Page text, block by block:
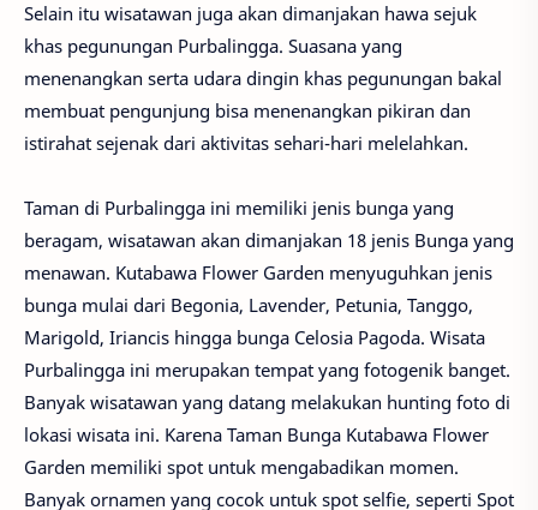
Selain itu wisatawan juga akan dimanjakan hawa sejuk
khas pegunungan Purbalingga. Suasana yang
menenangkan serta udara dingin khas pegunungan bakal
membuat pengunjung bisa menenangkan pikiran dan
istirahat sejenak dari aktivitas sehari-hari melelahkan.
Taman di Purbalingga ini memiliki jenis bunga yang
beragam, wisatawan akan dimanjakan 18 jenis Bunga yang
menawan. Kutabawa Flower Garden menyuguhkan jenis
bunga mulai dari Begonia, Lavender, Petunia, Tanggo,
Marigold, Iriancis hingga bunga Celosia Pagoda. Wisata
Purbalingga ini merupakan tempat yang fotogenik banget.
Banyak wisatawan yang datang melakukan hunting foto di
lokasi wisata ini. Karena Taman Bunga Kutabawa Flower
Garden memiliki spot untuk mengabadikan momen.
Banyak ornamen yang cocok untuk spot selfie, seperti Spot